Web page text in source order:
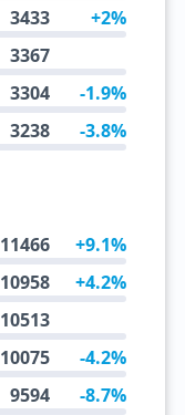
3433 +2%
3367
3304 -1.9%
3238 -3.8%
11466 +9.1%
10958 +4.2%
10513
10075 -4.2%
9594 -8.7%